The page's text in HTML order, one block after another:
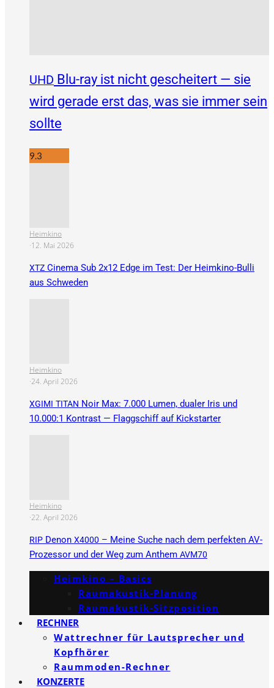
UHD Blu-ray ist nicht gescheitert — sie
wird gerade erst das, was sie immer sein
sollte
9.3
Heimkino
·12. Mai 2026
XTZ Cinema Sub 2x12 Edge im Test: Der Heimkino-Bulli
aus Schweden
Heimkino
·24. April 2026
XGIMI TITAN Noir Max: 7.000 Lumen, dualer Iris und
10.000:1 Kontrast — Flaggschiff auf Kickstarter
Heimkino
·22. April 2026
RIP Denon X4000 – Meine Suche nach dem perfekten AV-
Prozessor und der Weg zum Anthem AVM70
Heimkino – Basics
Raumakustik-Planung
Raumakustik-Sitzposition
RECHNER
Wattrechner für Lautsprecher und
Kopfhörer
Raummoden-Rechner
KONZERTE